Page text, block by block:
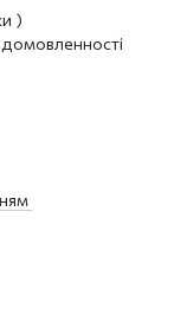
)
домовленності